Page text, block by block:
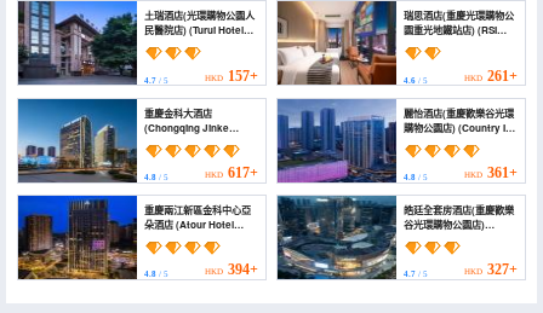
土瑞酒店(光環購物公園人
民醫院店) (Turui Hotel
(AURA Shopping Park
People's Hospital))
4.7 / 5 HKD 157+
瑞思酒店(重慶光環購物公
園重光地鐵站店) (RSI
HOTEL)
4.6/ 5 HKD 261+
重慶金科大酒店
(Chongqing Jinke
Grand Hotel)
4.8 / 5 HKD 617+
麗怡酒店(重慶歡樂谷光環
購物公園店) (Country Inn
& Suites by Radisson,
Chongqing Happy
Valley Guanghuan
Shopping Park Store)
4.8/ 5 HKD 361+
重慶兩江新區金科中心亞
朵酒店 (Atour Hotel
Jinke Center,
Liangjiang New District,
Chongqing)
4.8 / 5 HKD 394+
皓廷全套房酒店(重慶歡樂
谷光環購物公園店)
(Haoting Suites Hotel
(Chongqing The Ring
Guanghuan Brunch))
4.7/ 5 HKD 327+